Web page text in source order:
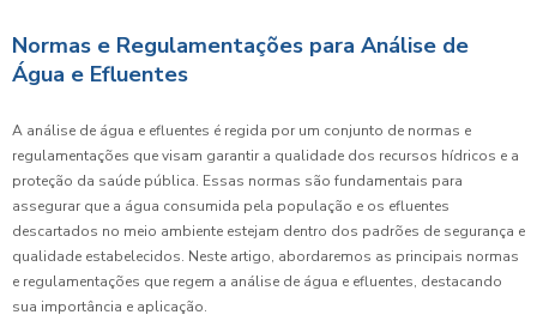
Normas e Regulamentações para Análise de
Água e Efluentes
A análise de água e efluentes é regida por um conjunto de normas e
regulamentações que visam garantir a qualidade dos recursos hídricos e a
proteção da saúde pública. Essas normas são fundamentais para
assegurar que a água consumida pela população e os efluentes
descartados no meio ambiente estejam dentro dos padrões de segurança e
qualidade estabelecidos. Neste artigo, abordaremos as principais normas
e regulamentações que regem a análise de água e efluentes, destacando
sua importância e aplicação.